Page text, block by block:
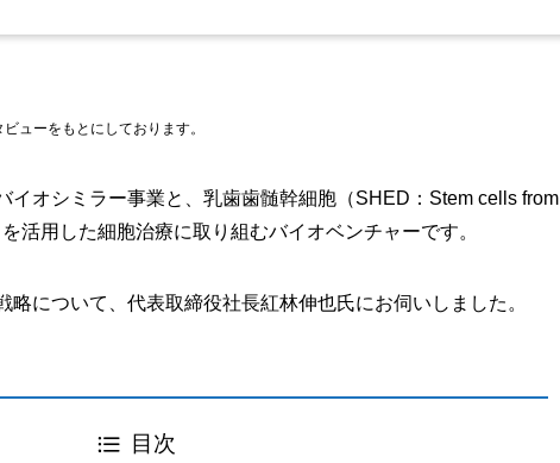
ューをもとにしております。
イオシミラー事業と、乳歯歯髄幹細胞（SHED：Stem cells from
活用した細胞治療に取り組むバイオベンチャーです。
について、代表取締役社長紅林伸也氏にお伺いしました。
目次